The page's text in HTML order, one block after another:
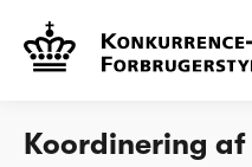
Afgørelser
Koordinering af